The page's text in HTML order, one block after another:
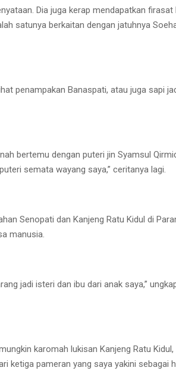
Dia juga kerap mendapatkan
satunya berkaitan dengan jatuhnya
penampakan Banaspati, atau juga sapi
bertemu dengan puteri jin Syamsul
semata wayang saya,” ceritanya lagi.
Senopati dan Kanjeng Ratu Kidul di
manusia.
jadi isteri dan ibu dari anak saya,”
karomah lukisan Kanjeng Ratu
ketiga pameran yang saya yakini sebagai